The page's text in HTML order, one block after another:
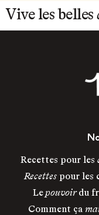
Vive les belles
Recettes pour les
Recettes pour les
Lepouvoirdu
Comment ça